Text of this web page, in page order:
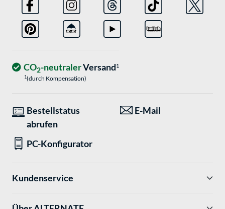
CO2-neutralerVersand1
1(durch Kompensation)
Bestellstatus
abrufen
E-Mail
PC-Konfigurator
Kundenservice